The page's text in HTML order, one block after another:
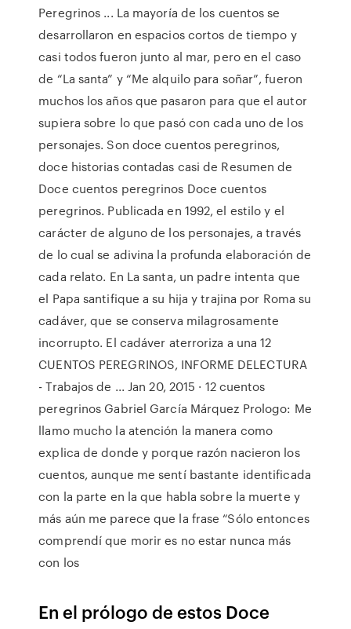
Peregrinos ... La mayoría de los cuentos se
desarrollaron en espacios cortos de tiempo y
casi todos fueron junto al mar, pero en el caso
de “La santa” y “Me alquilo para soñar”, fueron
muchos los años que pasaron para que el autor
supiera sobre lo que pasó con cada uno de los
personajes. Son doce cuentos peregrinos,
doce historias contadas casi de Resumen de
Doce cuentos peregrinos Doce cuentos
peregrinos. Publicada en 1992, el estilo y el
carácter de alguno de los personajes, a través
de lo cual se adivina la profunda elaboración de
cada relato. En La santa, un padre intenta que
el Papa santifique a su hija y trajina por Roma su
cadáver, que se conserva milagrosamente
incorrupto. El cadáver aterroriza a una 12
CUENTOS PEREGRINOS, INFORME DELECTURA
- Trabajos de ... Jan 20, 2015 · 12 cuentos
peregrinos Gabriel García Márquez Prologo: Me
llamo mucho la atención la manera como
explica de donde y porque razón nacieron los
cuentos, aunque me sentí bastante identificada
con la parte en la que habla sobre la muerte y
más aún me parece que la frase “Sólo entonces
comprendí que morir es no estar nunca más
con los
En el prólogo de estos Doce